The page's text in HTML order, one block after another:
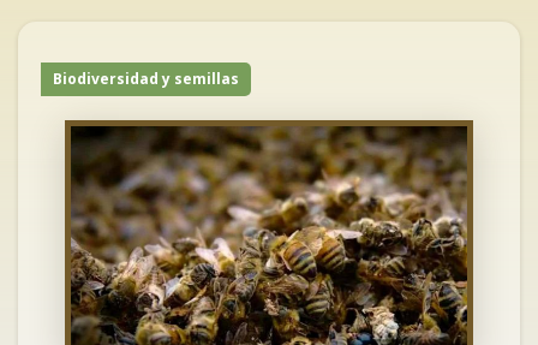
Biodiversidad y semillas